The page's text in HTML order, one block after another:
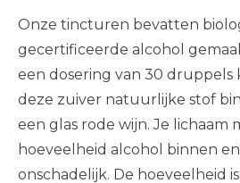
Onze tincturen bevatten
gecertificeerde alcohol
een dosering van 30 druppels
deze zuiver natuurlijke stof
een glas rode wijn. Je lichaam
hoeveelheid alcohol binnen
onschadelijk. De hoeveelheid